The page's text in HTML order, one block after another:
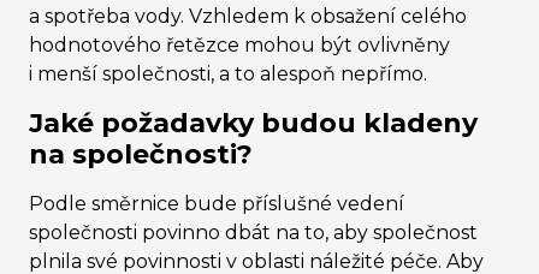
a spotřeba vody. Vzhledem k obsažení celého
hodnotového řetězce mohou být ovlivněny
i menší společnosti, a to alespoň nepřímo.
Jaké požadavky budou kladeny
na společnosti?
Podle směrnice bude příslušné vedení
společnosti povinno dbát na to, aby společnost
plnila své povinnosti v oblasti náležité péče. Aby